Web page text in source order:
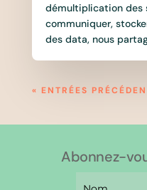
démultiplication des
communiquer,
des data, nous
« ENTRÉES
Abonnez-